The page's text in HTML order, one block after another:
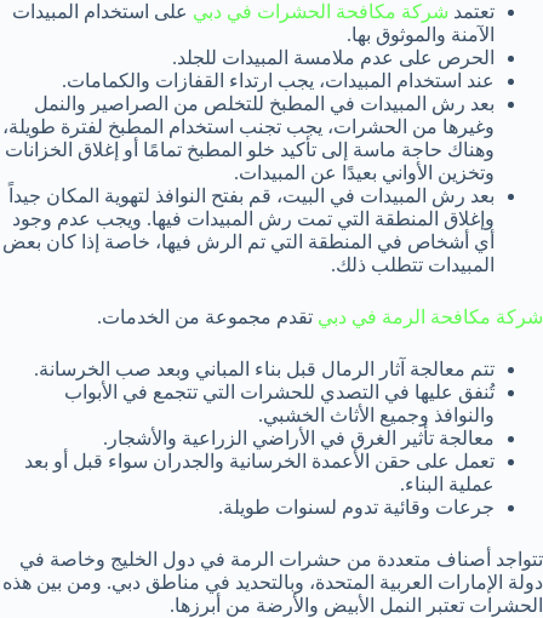
تعتمد شركة مكافحة الحشرات في دبي على استخدام المبيدات
الآمنة والموثوق بها.
الحرص على عدم ملامسة المبيدات للجلد.
عند استخدام المبيدات، يجب ارتداء القفازات والكمامات.
بعد رش المبيدات في المطبخ للتخلص من الصراصير والنمل
وغيرها من الحشرات، يجب تجنب استخدام المطبخ لفترة طويلة،
وهناك حاجة ماسة إلى تأكيد خلو المطبخ تمامًا أو إغلاق الخزانات
وتخزين الأواني بعيدًا عن المبيدات.
بعد رش المبيدات في البيت، قم بفتح النوافذ لتهوية المكان جيداً
وإغلاق المنطقة التي تمت رش المبيدات فيها. ويجب عدم وجود
أي أشخاص في المنطقة التي تم الرش فيها، خاصة إذا كان بعض
المبيدات تتطلب ذلك.
شركة مكافحة الرمة في دبي تقدم مجموعة من الخدمات.
تتم معالجة آثار الرمال قبل بناء المباني وبعد صب الخرسانة.
تُنفق عليها في التصدي للحشرات التي تتجمع في الأبواب
والنوافذ وجميع الأثاث الخشبي.
معالجة تأثير الغرق في الأراضي الزراعية والأشجار.
تعمل على حقن الأعمدة الخرسانية والجدران سواء قبل أو بعد
عملية البناء.
جرعات وقائية تدوم لسنوات طويلة.
تتواجد أصناف متعددة من حشرات الرمة في دول الخليج وخاصة في
دولة الإمارات العربية المتحدة، وبالتحديد في مناطق دبي. ومن بين هذه
الحشرات تعتبر النمل الأبيض والأرضة من أبرزها.